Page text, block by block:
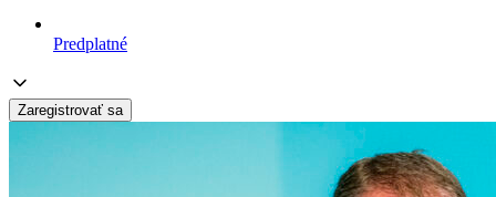
Predplatné
Zaregistrovať sa